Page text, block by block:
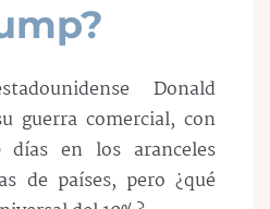
Donald
guerra comercial, con
en los aranceles
de países, pero ¿qué